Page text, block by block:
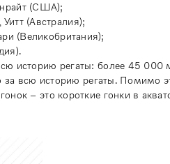
(США);
(Австралия);
(Великобритания);
историю регаты: более 45
за всю историю регаты. Помимо
– это короткие гонки в